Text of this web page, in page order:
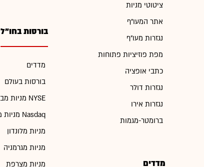
ציטוטי מניות
אתר המעו"ף
נגזרות מעו"ף
מפת פוזיציות פתוחות
כתבי אופציה
נגזרות דולר
נגזרות אירו
ברומטר-מגמות
מדדים
בורסות בחו"ל
מדדים
בורסות בעולם
מניות מבורסת NYSE
מניות מבורסת Nasdaq
מניות מלונדון
מניות מגרמניה
מניות מצרפת